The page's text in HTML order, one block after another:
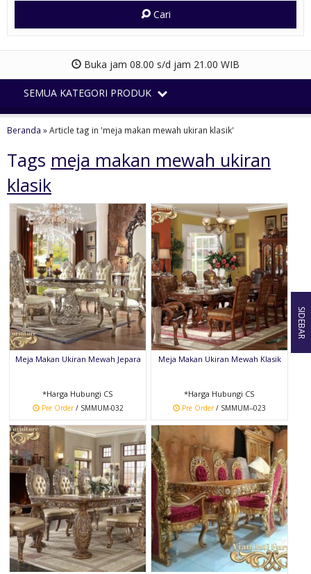
Cari
Buka jam 08.00 s/d jam 21.00 WIB
SEMUA KATEGORI PRODUK
Beranda »Article tag in 'meja makan mewah ukiran klasik'
Tags meja makan mewah ukiran
klasik
Meja Makan Ukiran Mewah Jepara
*Harga Hubungi CS
Pre Order/ SMMUM-032
Meja Makan Ukiran Mewah Klasik
*Harga Hubungi CS
Pre Order/ SMMUM--023
SIDEBAR